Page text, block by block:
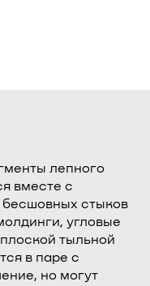
лепного
вместе с
стыков
угловые
тыльной
в паре с
но могут